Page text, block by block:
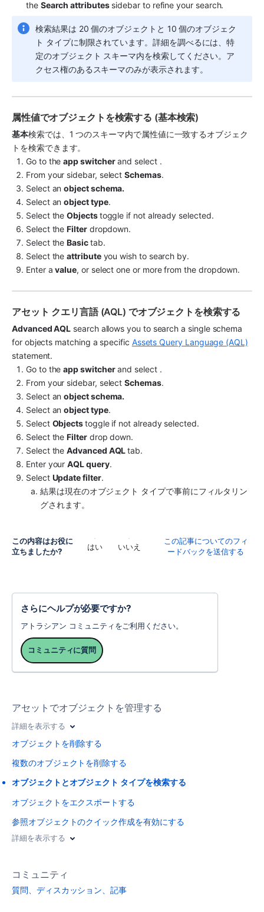
the Search attributes sidebar to refine your search.
検索結果は 20 個のオブジェクトと 10 個のオブジェク
ト タイプに制限されています。詳細を調べるには、特
定のオブジェクト スキーマ内を検索してください。ア
クセス権のあるスキーマのみが表示されます。
属性値でオブジェクトを検索する (基本検索)
基本検索では、1 つのスキーマ内で属性値に一致するオブジェク
トを検索できます。
Go to the app switcher and select .
From your sidebar, select Schemas.
Select an object schema.
Select an object type.
Select the Objects toggle if not already selected.
Select the Filter dropdown.
Select the Basic tab.
Select the attribute you wish to search by.
Enter a value, or select one or more from the dropdown.
アセット クエリ言語 (AQL) でオブジェクトを検索する
Advanced AQL search allows you to search a single schema
for objects matching a specific Assets Query Language (AQL)
statement.
Go to the app switcher and select .
From your sidebar, select Schemas.
Select an object schema.
Select an object type.
Select Objects toggle if not already selected.
Select the Filter drop down.
Select the Advanced AQL tab.
Enter your AQL query.
Select Update filter.
結果は現在のオブジェクト タイプで事前にフィルタリン
グされます。
この内容はお役に
立ちましたか?
はい いいえ
この記事についてのフィ
ードバックを送信する
さらにヘルプが必要ですか?
アトラシアン コミュニティをご利用ください。
コミュニティに質問
アセットでオブジェクトを管理する
詳細を表示する
オブジェクトを削除する
複数のオブジェクトを削除する
オブジェクトとオブジェクト タイプを検索する
オブジェクトをエクスポートする
参照オブジェクトのクイック作成を有効にする
詳細を表示する
コミュニティ
質問、ディスカッション、記事